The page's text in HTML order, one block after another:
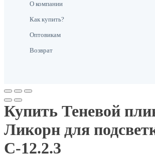
О компании
Как купить?
Оптовикам
Возврат
Купить Теневой
Ликорн для
С-12.2.3